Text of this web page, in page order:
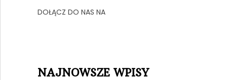
DOŁĄCZ DO NAS NA
NAJNOWSZE WPISY